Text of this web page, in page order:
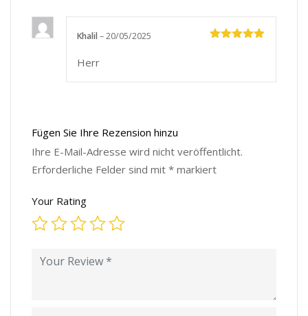
Khalil –20/05/2025
Herr
Fügen Sie Ihre Rezension hinzu
Ihre E-Mail-Adresse wird nicht veröffentlicht.
Erforderliche Felder sind mit * markiert
Your Rating